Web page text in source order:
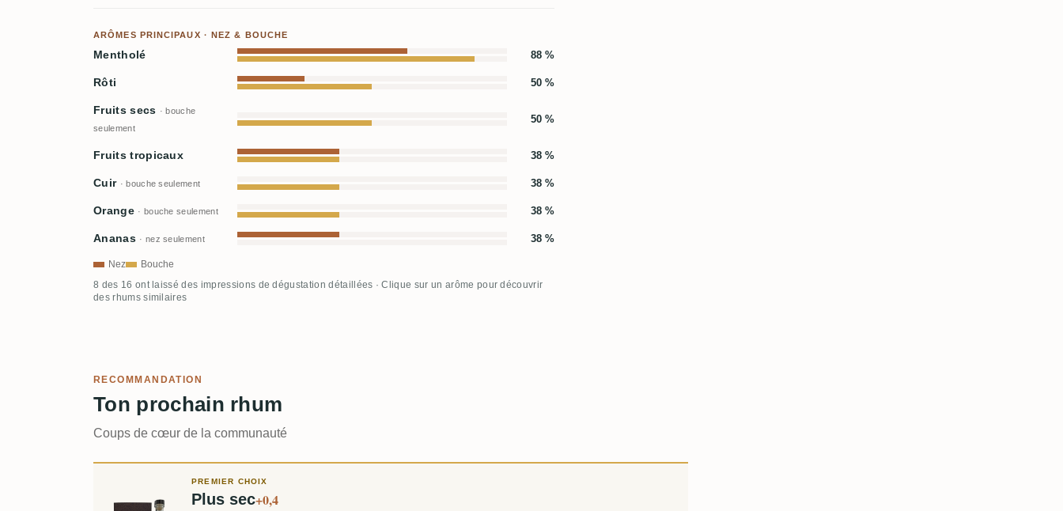
ARÔMES PRINCIPAUX · NEZ & BOUCHE
Mentholé 88 %
Rôti 50 %
Fruits secs · bouche
seulement
50 %
Fruits tropicaux 38 %
Cuir · bouche seulement 38 %
Orange · bouche seulement 38 %
Ananas · nez seulement 38 %
Nez Bouche
8 des 16 ont laissé des impressions de dégustation détaillées · Clique sur un arôme pour découvrir
des rhums similaires
RECOMMANDATION
Ton prochain rhum
Coups de cœur de la communauté
PREMIER CHOIX
Plus sec+0,4